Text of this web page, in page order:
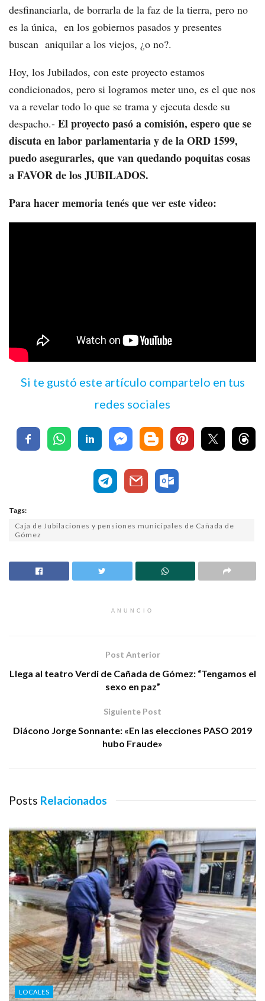
desfinanciarla, de borrarla de la faz de la tierra, pero no
es la única, en los gobiernos pasados y presentes
buscan aniquilar a los viejos, ¿o no?.
Hoy, los Jubilados, con este proyecto estamos
condicionados, pero si logramos meter uno, es el que nos
va a revelar todo lo que se trama y ejecuta desde su
despacho.- El proyecto pasó a comisión, espero que se
discuta en labor parlamentaria y de la ORD 1599,
puedo asegurarles, que van quedando poquitas cosas
a FAVOR de los JUBILADOS.
Para hacer memoria tenés que ver este video:
Si te gustó este artículo compartelo en tus
redes sociales
Tags:
Caja de Jubilaciones y pensiones municipales de Cañada de
Gómez
ANUNCIO
Post Anterior
Llega al teatro Verdi de Cañada de Gómez: “Tengamos el
sexo en paz”
Siguiente Post
Diácono Jorge Sonnante: «En las elecciones PASO 2019
hubo Fraude»
Posts Relacionados
LOCALES